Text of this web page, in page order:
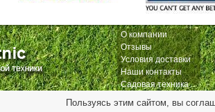
О компании
Отзывы
Условия доставки
Наши контакты
Садовая техника
Пользуясь этим сайтом, вы